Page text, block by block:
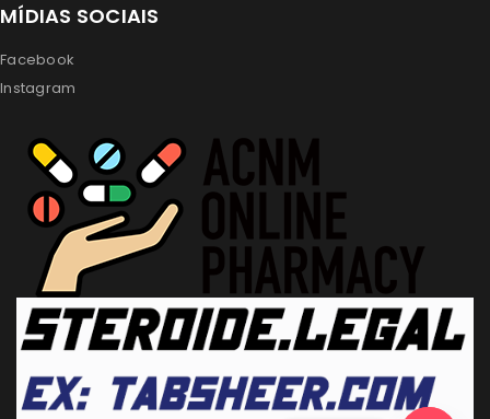
MÍDIAS SOCIAIS
Facebook
Instagram